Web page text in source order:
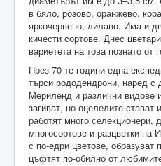
в бяло, розово, оранжево,
яркочервено, лилаво. Има и
кичести сортове. Днес
вариетета на това познато
През 70-те години една
търси рододендрони, наред с
Мериленд и различни видове
загиват, но оцелелите стават
работят много селекционери,
многосортове и разцветки на
с по-едри цветове, образуват
цъфтят по-обилно от